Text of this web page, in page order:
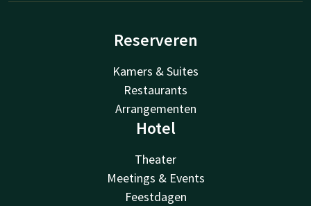
Reserveren
Kamers & Suites
Restaurants
Arrangementen
Hotel
Theater
Meetings & Events
Feestdagen